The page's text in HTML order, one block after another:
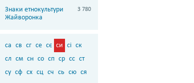
Знаки етнокультури
Жайворонка
3 780
са св сг се сє си сі ск
сл см сн со сп ср сс ст
су сф сх сц сч сь сю ся